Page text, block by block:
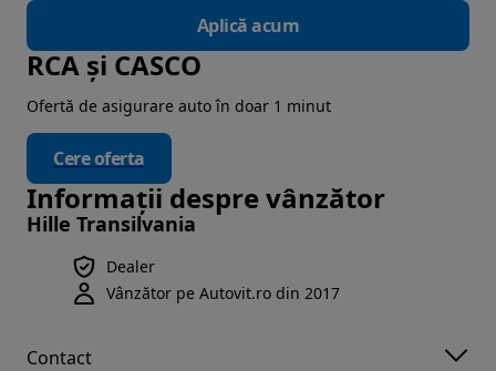
Aplică acum
RCA și CASCO
Ofertă de asigurare auto în doar 1 minut
Cere oferta
Informații despre vânzător
Hille Transilvania
Dealer
Vânzător pe Autovit.ro din 2017
Contact